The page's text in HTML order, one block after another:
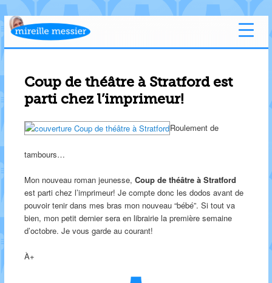
Coup de théâtre à Stratford est
parti chez l’imprimeur!
Roulement de
tambours…
Mon nouveau roman jeunesse, Coup de théâtre à Stratford
est parti chez l’imprimeur! Je compte donc les dodos avant de
pouvoir tenir dans mes bras mon nouveau “bébé”. Si tout va
bien, mon petit dernier sera en librairie la première semaine
d’octobre. Je vous garde au courant!
À+